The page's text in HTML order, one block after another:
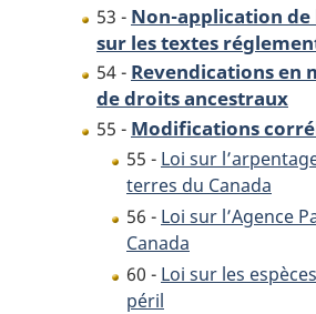
53 - Non-application de
sur les textes
54 - Revendications en
de droits ancestraux
55 - Modifications
55 - Loi sur
terres du Canada
56 - Loi sur l’Agence
Canada
60 - Loi sur les
péril